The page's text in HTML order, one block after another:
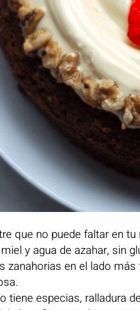
que no puede faltar en
y agua de azahar, sin
zanahorias en el lado
tiene especias, ralladura